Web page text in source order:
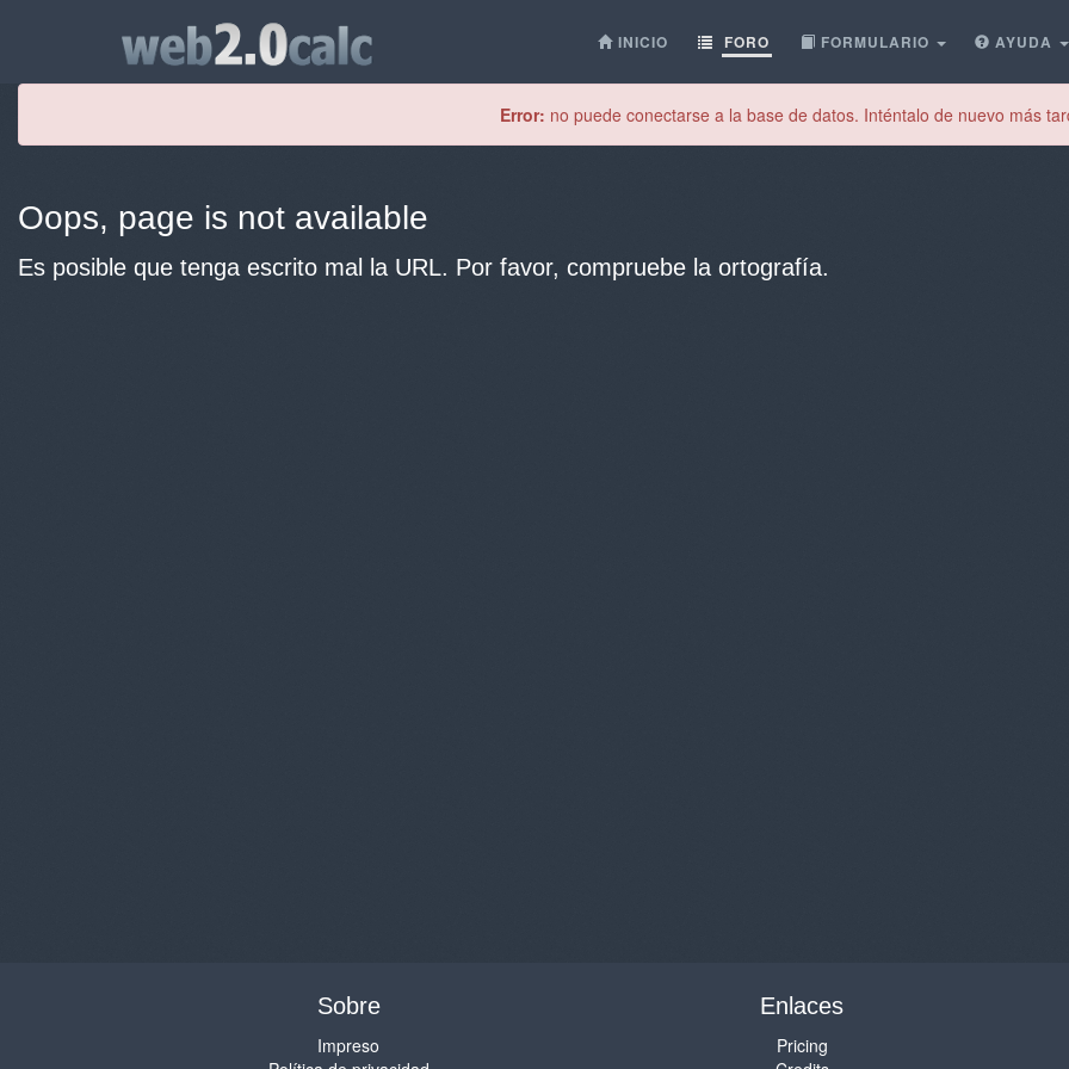
INICIO FORO FORMULARIO AYUDA
Error: no puede conectarse a la base de datos. Inténtalo de nuevo más
Oops, page is not available
Es posible que tenga escrito mal la URL. Por favor, compruebe la ortografía.
Sobre
Impreso
Enlaces
Pricing